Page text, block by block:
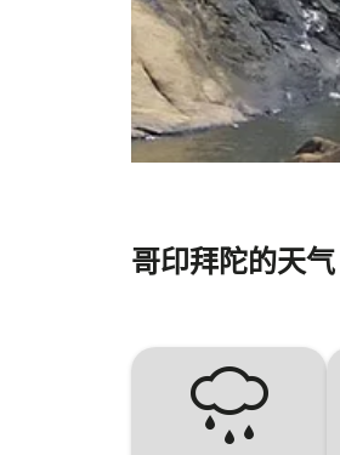
哥印拜陀的天气